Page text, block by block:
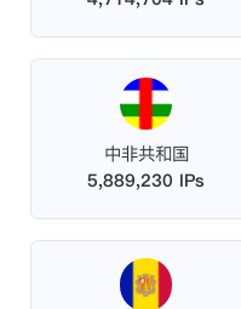
中非共和国
5,889,230 IPs